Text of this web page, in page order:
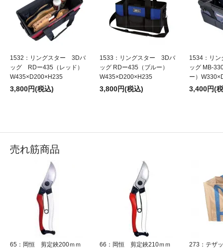
1532：リングスター 3Dバ
ッグ RDー435（レッド）
W435×D200×H235
3,800円(税込)
1533：リングスター 3Dバ
ッグ RDー435（ブルー）
W435×D200×H235
3,800円(税込)
1534：リ
ッグ MB-
ー）
3,400円(
売れ筋商品
65：岡恒 剪定鋏200ｍｍ
66：岡恒 剪定鋏210ｍｍ
273：テザ